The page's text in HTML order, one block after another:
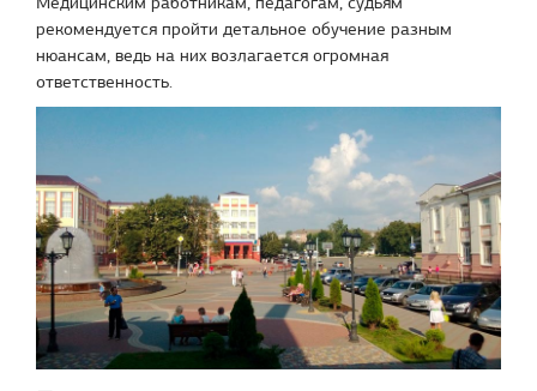
рекомендуется пройти детальное обучение разным
нюансам, ведь на них возлагается огромная
ответственность.